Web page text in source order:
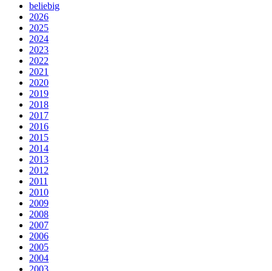
beliebig
2026
2025
2024
2023
2022
2021
2020
2019
2018
2017
2016
2015
2014
2013
2012
2011
2010
2009
2008
2007
2006
2005
2004